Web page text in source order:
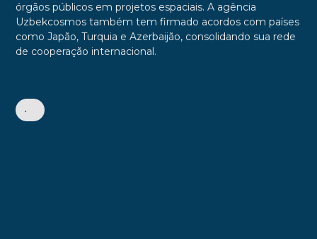
órgãos públicos em projetos espaciais. A agência
Uzbekcosmos também tem firmado acordos com países
como Japão, Turquia e Azerbaijão, consolidando sua rede
de cooperação internacional.
•